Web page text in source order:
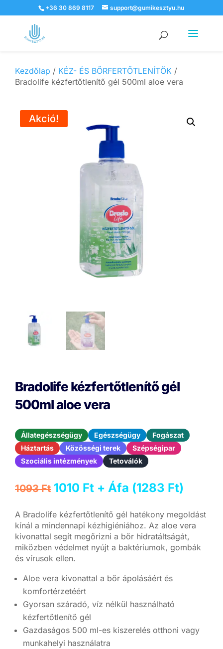
+36 30 869 8117 support@gumikesztyu.hu
Products
search
Kezdőlap / KÉZ- ÉS BŐRFERTŐTLENÍTŐK /
Bradolife kézfertőtlenítő gél 500ml aloe vera
Akció!
Bradolife kézfertőtlenítő gél
500ml aloe vera
Állategészségügy Egészségügy
Fogászat
Háztartás
Közösségi terek
Szépségipar
Szociális intézmények
Tetoválók
1093Ft Original
was:
1093 Ft.
1010 FtCurrent
is:
1010 Ft.
+ Áfa (1283 Ft)
A Bradolife kézfertőtlenítő gél hatékony megoldást
kínál a mindennapi kézhigiéniához. Az aloe vera
kivonattal segít megőrizni a bőr hidratáltságát,
miközben védelmet nyújt a baktériumok, gombák
és vírusok ellen.
Aloe vera kivonattal a bőr ápolásáért és
komfortérzetéért
Gyorsan száradó, víz nélkül használható
kézfertőtlenítő gél
Gazdaságos 500 ml-es kiszerelés otthoni vagy
munkahelyi használatra